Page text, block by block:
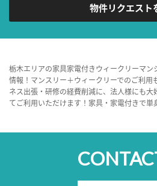
物件リクエスト
栃木エリアの家具家電付きウィークリーマ
情報！マンスリー＋ウィークリーでのご利用
ネス出張・研修の経費削減に、法人様にも大
てご利用いただけます！家具・家電付きで単